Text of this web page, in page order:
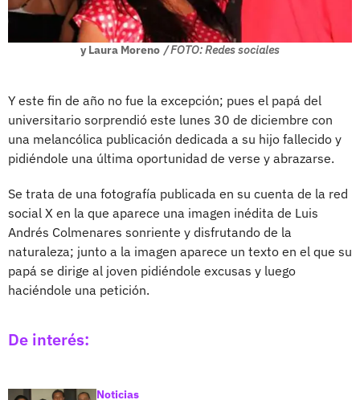
y Laura Moreno / FOTO: Redes sociales
Y este fin de año no fue la excepción; pues el papá del
universitario sorprendió este lunes 30 de diciembre con
una melancólica publicación dedicada a su hijo fallecido y
pidiéndole una última oportunidad de verse y abrazarse.
Se trata de una fotografía publicada en su cuenta de la red
social X en la que aparece una imagen inédita de Luis
Andrés Colmenares sonriente y disfrutando de la
naturaleza; junto a la imagen aparece un texto en el que su
papá se dirige al joven pidiéndole excusas y luego
haciéndole una petición.
De interés:
Noticias